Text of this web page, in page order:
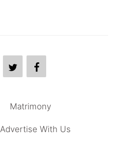
Matrimony
Advertise With Us